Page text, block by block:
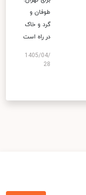
طوفان و
گرد و خاک
در راه است
1405/04/
28